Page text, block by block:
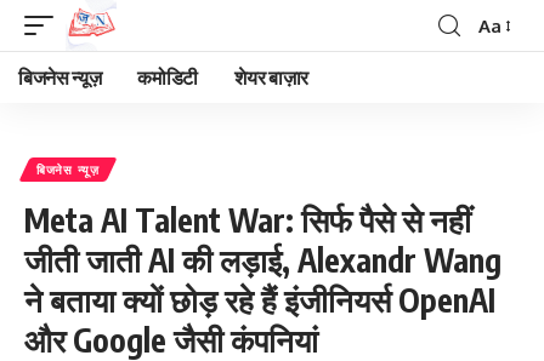
Font
Aa
बिजनेस न्यूज़ कमोडिटी शेयर बाज़ार
बिजनेस न्यूज़
Meta AI Talent War: सिर्फ पैसे से नहीं
जीती जाती AI की लड़ाई, Alexandr Wang
ने बताया क्यों छोड़ रहे हैं इंजीनियर्स OpenAI
और Google जैसी कंपनियां